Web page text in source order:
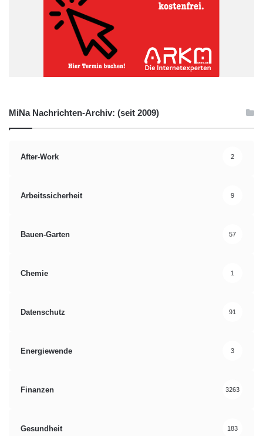
MiNa Nachrichten-Archiv: (seit 2009)
After-Work 2
Arbeitssicherheit 9
Bauen-Garten 57
Chemie 1
Datenschutz 91
Energiewende 3
Finanzen 3263
Gesundheit 183